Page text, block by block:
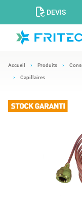
DEVIS
Accueil Produits
Capillaires